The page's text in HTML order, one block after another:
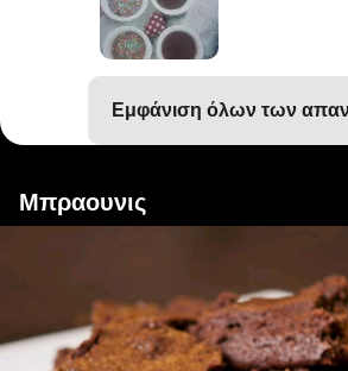
εμφάνιση όλων των
Μπραουνις